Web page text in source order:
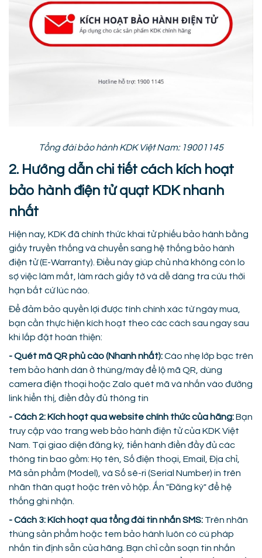
Tổng đài bảo hành KDK Việt Nam: 19001145
2. Hướng dẫn chi tiết cách kích hoạt
bảo hành điện tử quạt KDK nhanh
nhất
Hiện nay, KDK đã chính thức khai tử phiếu bảo hành bằng
giấy truyền thống và chuyển sang hệ thống bảo hành
điện tử (E-Warranty). Điều này giúp chủ nhà không còn lo
sợ việc làm mất, làm rách giấy tờ và dễ dàng tra cứu thời
hạn bất cứ lúc nào.
Để đảm bảo quyền lợi được tính chính xác từ ngày mua,
bạn cần thực hiện kích hoạt theo các cách sau ngay sau
khi lắp đặt hoàn thiện:
- Quét mã QR phủ cào (Nhanh nhất):Cào nhẹ lớp bạc trên
tem bảo hành dán ở thùng/máy để lộ mã QR, dùng
camera điện thoại hoặc Zalo quét mã và nhấn vào đường
link hiển thị, điền đầy đủ thông tin
- Cách 2: Kích hoạt qua website chính thức của hãng:Bạn
truy cập vào trang web bảo hành điện tử của KDK Việt
Nam. Tại giao diện đăng ký, tiến hành điền đầy đủ các
thông tin bao gồm: Họ tên, Số điện thoại, Email, Địa chỉ,
Mã sản phẩm (Model), và Số sê-ri (Serial Number) in trên
nhãn thân quạt hoặc trên vỏ hộp. Ấn "Đăng ký" để hệ
thống ghi nhận.
- Cách 3: Kích hoạt qua tổng đài tin nhắn SMS: Trên nhãn
thùng sản phẩm hoặc tem bảo hành luôn có cú pháp
nhắn tin định sẵn của hãng. Bạn chỉ cần soạn tin nhắn